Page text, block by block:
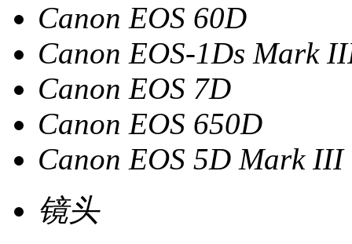
Canon EOS 60D
Canon EOS-1Ds Mark
Canon EOS 7D
Canon EOS 650D
Canon EOS 5D Mark III
镜头